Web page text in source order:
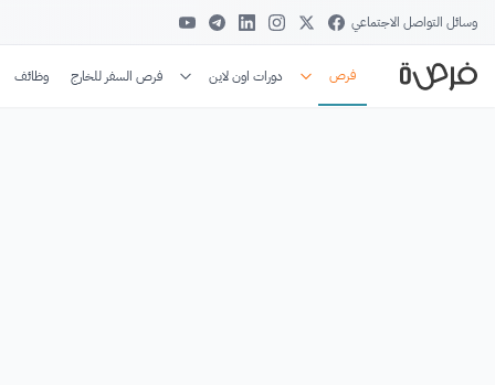
وسائل التواصل الاجتماعي
فرص دورات اون لاين فرص السفر للخارج وظائف